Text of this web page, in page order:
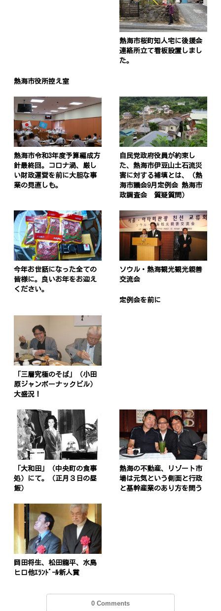
熱海市桜町知人宅に後援会
連絡所立て看板設置しまし
た。
熱海市役所控え室
熱海市令和3年度予算編成方
針最終回。コロナ渦、厳し
い財政運営を前に大胆な事
業の見直しも。
自民党政府役員が約束し
た、熱海市伊豆山土石流災
害に対する補填とは、（熱
海市議会9月定例会 熱海市
政調査会 質疑質問）
今年お世話になった全ての
皆様に。良いお年をお迎え
ください。
ソウル・熱海観光観光親善
交流会
定例会を前に
「三層究極のそば」（小田
原ジャンボーナックビル）
大盛況！
「大和田」（中央町の食事
処）にて。（正月３日の昼
飯）
熱海の不動産、リゾート市
場は元気という側面と行政
と基幹産業のあり方を問う
岡田将生、松田龍平、水島
ヒロ他ｴﾗﾝﾄﾞｰﾙ新人賞
0 Comments